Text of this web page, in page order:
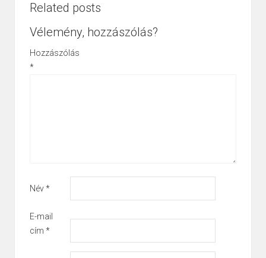
Related posts
Vélemény, hozzászólás?
Hozzászólás
*
Név*
E-mail
cím *